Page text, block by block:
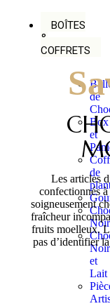
BOÎTES
&
COFFRETS
de
Box
et
de
Noir
Noir
et
Lait
Les articles
confectionnés
soigneusement
fraîcheur
fruits moelleux.
pas d’identifier